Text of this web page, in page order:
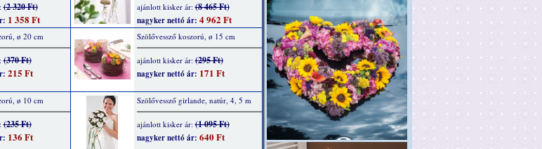
(2 320 Ft)
1 358 Ft
ajánlott kisker ár:(8 465 Ft)
nagyker nettó ár: 4 962 Ft
ø 20 cm
(370 Ft)
215 Ft
Szölővessző koszorú, ø 15 cm
ajánlott kisker ár:(295 Ft)
nagyker nettó ár: 171 Ft
ø 10 cm
(235 Ft)
136 Ft
Szölővessző girlande, natúr, 4, 5 m
ajánlott kisker ár:(1 095 Ft)
nagyker nettó ár: 640 Ft